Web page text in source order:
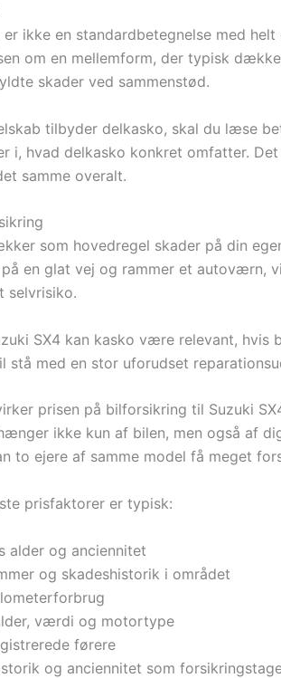
er ikke en standardbetegnelse med
om en mellemform, der typisk
skader ved sammenstød.
tilbyder delkasko, skal du læse
i, hvad delkasko konkret omfatter.
samme overalt.
som hovedregel skader på din
en glat vej og rammer et autoværn,
selvrisiko.
SX4 kan kasko være relevant,
stå med en stor uforudset
prisen på bilforsikring til Suzuki
ikke kun af bilen, men også af
to ejere af samme model få meget
prisfaktorer er typisk:
alder og anciennitet
og skadeshistorik i området
værdi og motortype
førere
og anciennitet som